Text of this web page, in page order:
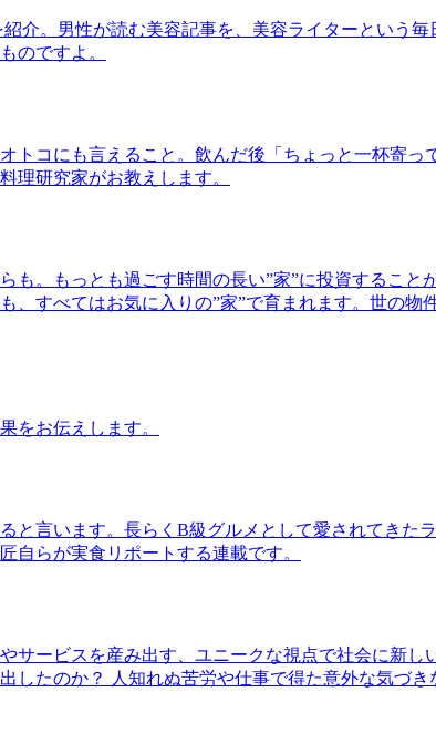
介。男性が読む美容記事を、美容ライターという
のですよ。
トコにも言えること。飲んだ後「ちょっと一杯寄
理研究家がお教えします。
。もっとも過ごす時間の長い”家”に投資すること
すべてはお気に入りの”家”で育まれます。世の物
をお伝えします。
言います。長らくB級グルメとして愛されてきた
自らが実食リポートする連載です。
ービスを産み出す、ユニークな視点で社会に新し
たのか？ 人知れぬ苦労や仕事で得た意外な気づ